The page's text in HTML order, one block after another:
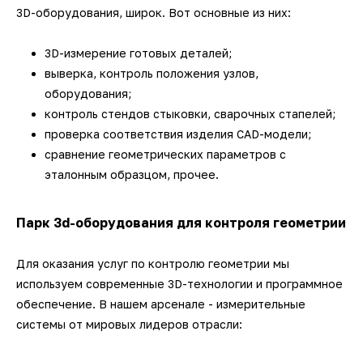
3D-оборудования, широк. Вот основные из них:
3D-измерение готовых деталей;
выверка, контроль положения узлов,
оборудования;
контроль стендов стыковки, сварочных стапелей;
проверка соответствия изделия CAD-модели;
сравнение геометрических параметров с
эталонным образцом, прочее.
Парк 3d-оборудования для контроля геометрии
Для оказания услуг по контролю геометрии мы
используем современные 3D-технологии и программное
обеспечение. В нашем арсенале - измерительные
системы от мировых лидеров отрасли: